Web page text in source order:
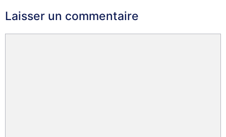
Laisser un commentaire